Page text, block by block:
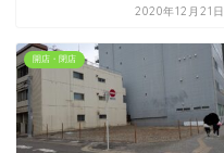
2020年12月21日
開店・閉店